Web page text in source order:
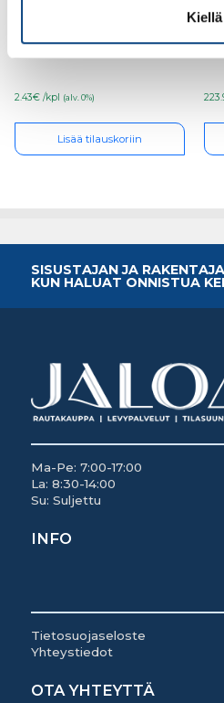
Kiellä
2.43€ /kpl (alv. 0%)
Lisää tilauskoriin
SISUSTAJAN JA
KUN HALUAT ONNISTUA
Ma-Pe: 7:00-17:00
La: 8:30-14:00
Su: Suljettu
INFO
Tietosuojaseloste
Yhteystiedot
OTA YHTEYTTÄ